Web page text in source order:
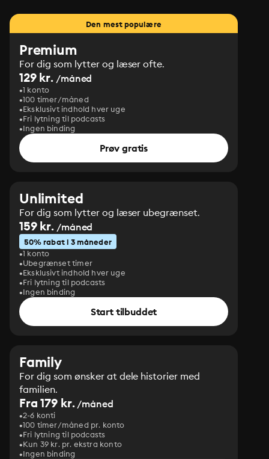
Den mest populære
Premium
For dig som lytter og læser ofte.
129 kr. /måned
1 konto
100 timer/måned
Eksklusivt indhold hver uge
Fri lytning til podcasts
Ingen binding
Prøv gratis
Unlimited
For dig som lytter og læser ubegrænset.
159 kr. /måned
50% rabat i 3 måneder
1 konto
Ubegrænset timer
Eksklusivt indhold hver uge
Fri lytning til podcasts
Ingen binding
Start tilbuddet
Family
For dig som ønsker at dele historier med
familien.
Fra 179 kr./måned
2-6 konti
100 timer/måned pr. konto
Fri lytning til podcasts
Kun 39 kr. pr. ekstra konto
Ingen binding